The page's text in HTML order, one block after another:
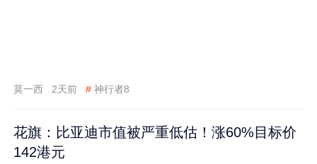
莫一西 2天前 # 神行者8
花旗：比亚迪市值被严重低估！涨60%目标价
142港元